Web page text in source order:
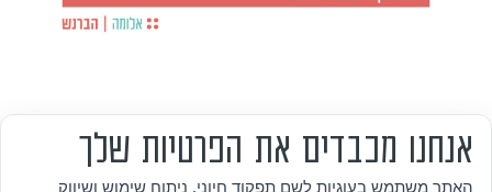
אנחנו מכבדים את הפרטיות שלך
האתר משתמש בעוגיות לשם תפקוד חיוני, ניתוח שימוש ושיווק